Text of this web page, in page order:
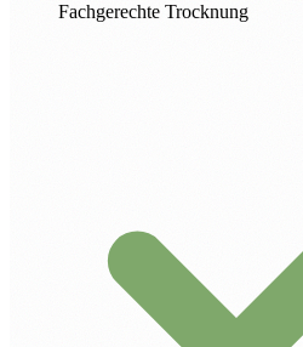
Fachgerechte Trocknung